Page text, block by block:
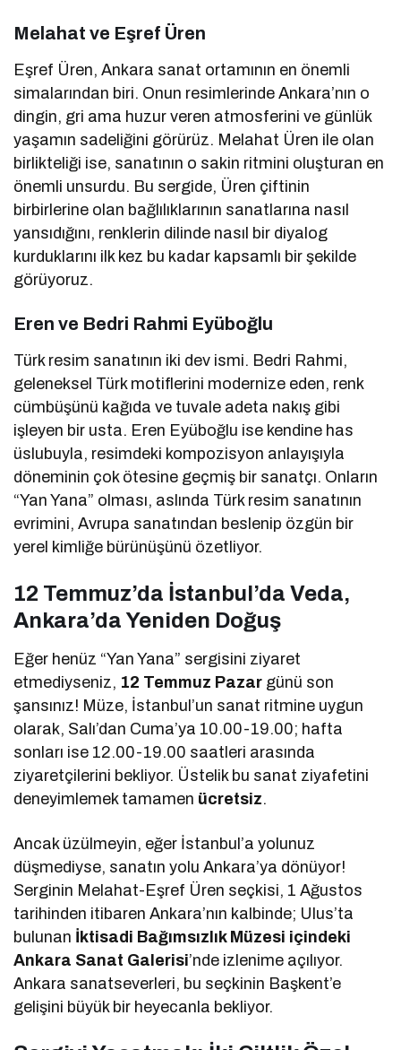
Melahat ve Eşref Üren
Eşref Üren, Ankara sanat ortamının en önemli
simalarından biri. Onun resimlerinde Ankara’nın o
dingin, gri ama huzur veren atmosferini ve günlük
yaşamın sadeliğini görürüz. Melahat Üren ile olan
birlikteliği ise, sanatının o sakin ritmini oluşturan en
önemli unsurdu. Bu sergide, Üren çiftinin
birbirlerine olan bağlılıklarının sanatlarına nasıl
yansıdığını, renklerin dilinde nasıl bir diyalog
kurduklarını ilk kez bu kadar kapsamlı bir şekilde
görüyoruz.
Eren ve Bedri Rahmi Eyüboğlu
Türk resim sanatının iki dev ismi. Bedri Rahmi,
geleneksel Türk motiflerini modernize eden, renk
cümbüşünü kağıda ve tuvale adeta nakış gibi
işleyen bir usta. Eren Eyüboğlu ise kendine has
üslubuyla, resimdeki kompozisyon anlayışıyla
döneminin çok ötesine geçmiş bir sanatçı. Onların
“Yan Yana” olması, aslında Türk resim sanatının
evrimini, Avrupa sanatından beslenip özgün bir
yerel kimliğe bürünüşünü özetliyor.
12 Temmuz’da İstanbul’da Veda,
Ankara’da Yeniden Doğuş
Eğer henüz “Yan Yana” sergisini ziyaret
etmediyseniz, 12 Temmuz Pazar günü son
şansınız! Müze, İstanbul’un sanat ritmine uygun
olarak, Salı’dan Cuma’ya 10.00-19.00; hafta
sonları ise 12.00-19.00 saatleri arasında
ziyaretçilerini bekliyor. Üstelik bu sanat ziyafetini
deneyimlemek tamamen ücretsiz.
Ancak üzülmeyin, eğer İstanbul’a yolunuz
düşmediyse, sanatın yolu Ankara’ya dönüyor!
Serginin Melahat-Eşref Üren seçkisi, 1 Ağustos
tarihinden itibaren Ankara’nın kalbinde; Ulus’ta
bulunan İktisadi Bağımsızlık Müzesi içindeki
Ankara Sanat Galerisi’nde izlenime açılıyor.
Ankara sanatseverleri, bu seçkinin Başkent’e
gelişini büyük bir heyecanla bekliyor.